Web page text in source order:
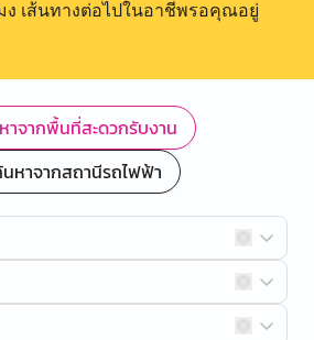
ง เส้นทางต่อไปในอาชีพรอคุณอยู่
าจากพื้นที่สะดวกรับงาน
หาจากสถานีรถไฟฟ้า